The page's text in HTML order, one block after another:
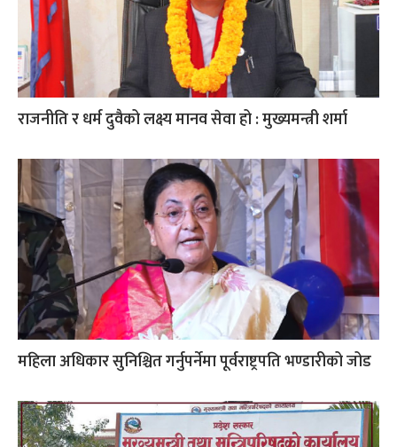
राजनीति र धर्म दुवैको लक्ष्य मानव सेवा हो : मुख्यमन्त्री शर्मा
महिला अधिकार सुनिश्चित गर्नुपर्नेमा पूर्वराष्ट्रपति भण्डारीको जोड